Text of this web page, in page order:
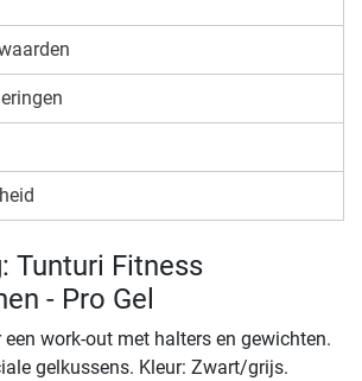
Tunturi Fitness
- Pro Gel
work-out met halters en gewichten.
gelkussens. Kleur: Zwart/grijs.